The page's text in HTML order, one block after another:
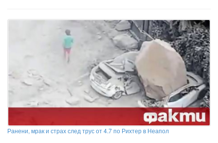
Ранени, мрак и страх след трус от 4.7 по Рихтер в Неапол